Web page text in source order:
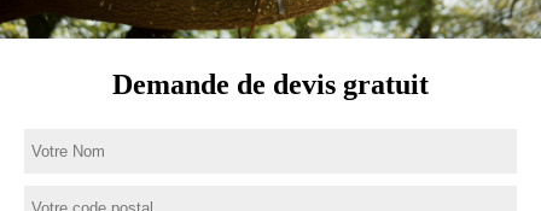
Demande de devis gratuit